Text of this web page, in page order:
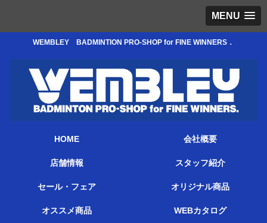
MENU
WEMBLEY BADMINTION PRO-SHOP for FINE WINNERS．
HOME 会社概要
店舗情報 スタッフ紹介
セール・フェア オリジナル商品
オススメ商品 WEBカタログ